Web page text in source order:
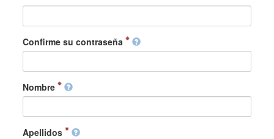
Confirme su contraseña
Nombre
Apellidos